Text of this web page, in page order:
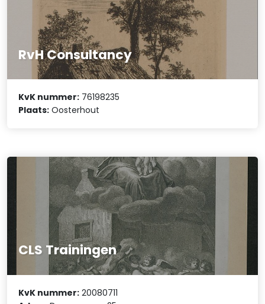
RvH Consultancy
KvK nummer: 76198235
Plaats: Oosterhout
CLS Trainingen
KvK nummer: 20080711